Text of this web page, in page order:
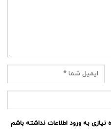
نیازی به ورود اطلاعات نداشته باشم